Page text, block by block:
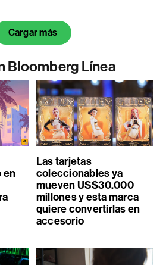
Cargar más
Bloomberg Línea
en
Las tarjetas
coleccionables ya
mueven US$30.000
millones y esta marca
quiere convertirlas en
accesorio